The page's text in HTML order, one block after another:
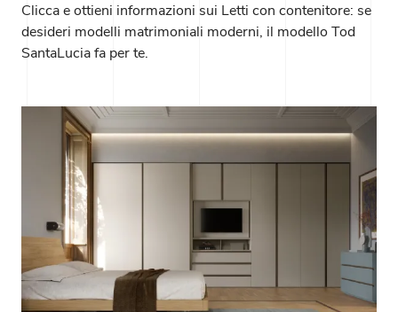
Clicca e ottieni informazioni sui Letti con contenitore: se
desideri modelli matrimoniali moderni, il modello Tod
SantaLucia fa per te.